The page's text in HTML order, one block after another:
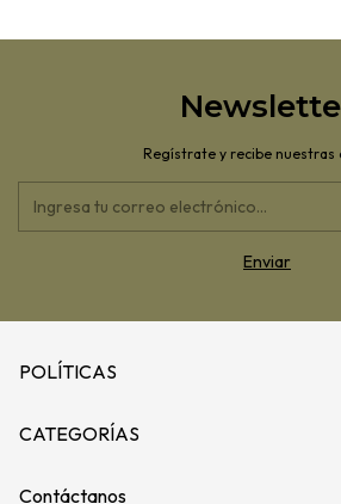
Regístrate y recibe nuestras
POLÍTICAS
CATEGORÍAS
Contáctanos